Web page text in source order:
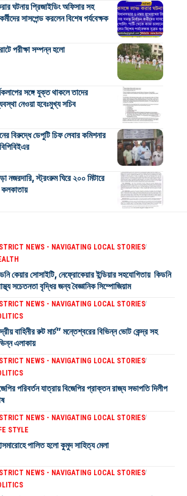
ঘটনায় প্রিজাইডিং অফিসার সহ
সাসপেন্ড করলেন বিশেষ পর্যবেক্ষক
পরীক্ষা সম্পন্ন হলো
সঙ্গে যুক্ত থাকলে তাদের
নেওয়া হবেঃমুখ্য সচিব
বিরুদ্ধে ডেপুটি চিফ লেবার কমিশনার
নজরদারি, স্ট্রংরুম ঘিরে ২০০ মিটারে
কলকাতায়
NEWS - NAVIGATING LOCAL STORIES
কেয়ার সোসাইটি, নেফ্রোকেয়ার ইন্ডিয়ার সহযোগিতায় কিডনি
সচেতনতা বৃদ্ধির জন্য বৈজ্ঞানিক সিম্পোজিয়াম
NEWS - NAVIGATING LOCAL STORIES
বাহিনীর রুট মার্চ” মন্তেশ্বরের বিভিন্ন ভোট কেন্দ্র সহ
এলাকায়
NEWS - NAVIGATING LOCAL STORIES
পরিবর্তন যাত্রায় বিজেপির প্রাক্তন রাজ্য সভাপতি দিলীপ
NEWS - NAVIGATING LOCAL STORIES
STYLE
পালিত হলো কুমুদ সাহিত্য মেলা
NEWS - NAVIGATING LOCAL STORIES